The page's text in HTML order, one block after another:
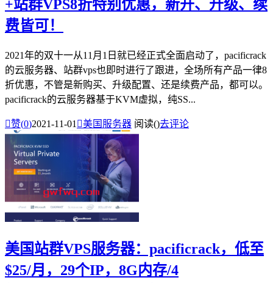
+站群VPS8折特别优惠，新开、升级、续
费皆可！
2021年的双十一从11月1日就已经正式全面启动了，pacificrack
的云服务器、站群vps也即时进行了跟进，全场所有产品一律8
折优惠，不管是新购买、升级配置、还是续费产品，都可以。
pacificrack的云服务器基于KVM虚拟，纯SS...
赞(0)2021-11-01 美国服务器 阅读()去评论
美国站群VPS服务器：pacificrack，低至
$25/月，29个IP，8G内存/4